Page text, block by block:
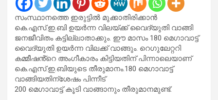
സംസ്ഥാനത്തെ ഇരുട്ടിൽ മുക്കാതിരിക്കാൻ
കെ.എസ്.ഇ.ബി ഉയർന്ന വിലയ്ക്ക് വൈദ്യുതി വാങ്ങി
ജനജീവിതം കട്ടില്ലാതാക്കും. ഈ മാസം 180 മെഗാവാട്ട്
വൈദ്യുതി ഉയർന്ന വിലക്ക് വാങ്ങും. റെഗുലേറ്ററി
കമ്മീഷൻ്റെ അംഗീകാരം കിട്ടിയതിന് പിന്നാലെയാണ്
കെ.എസ്.ഇ.ബിയുടെ തീരുമാനം.180 മെഗാവാട്ട്
വാങ്ങിയതിന്ശേഷം പിന്നീട്
200 മെഗാവാട്ട് കൂടി വാങ്ങാനും തീരുമാനമുണ്ട്.